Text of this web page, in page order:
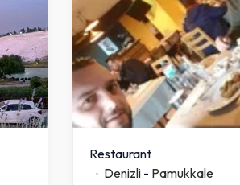
Restaurant
Denizli - Pamukkale